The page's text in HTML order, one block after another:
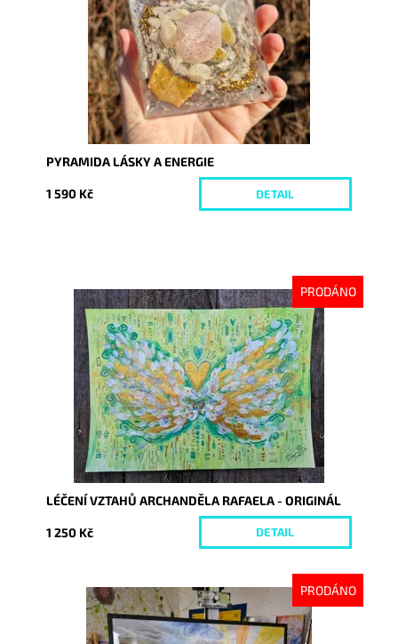
PYRAMIDA LÁSKY A ENERGIE
1 590 Kč DETAIL
PRODÁNO
Dostupnost:
Vyprodáno
10067
LÉČENÍ VZTAHŮ ARCHANDĚLA RAFAELA - ORIGINÁL
1 250 Kč DETAIL
PRODÁNO
Dostupnost:
Vyprodáno
10073